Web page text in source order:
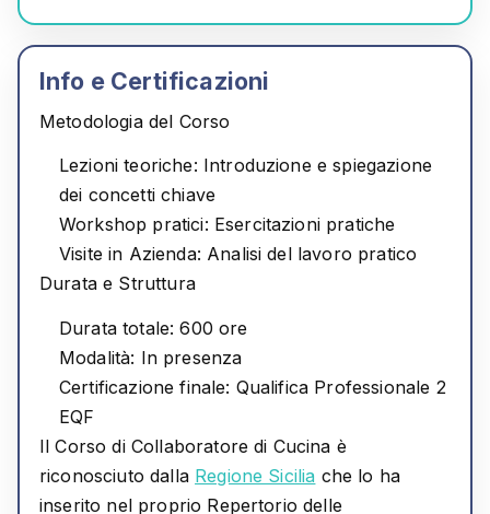
Info e Certificazioni
Metodologia del Corso
Lezioni teoriche: Introduzione e spiegazione
dei concetti chiave
Workshop pratici: Esercitazioni pratiche
Visite in Azienda: Analisi del lavoro pratico
Durata e Struttura
Durata totale: 600 ore
Modalità: In presenza
Certificazione finale: Qualifica Professionale 2
EQF
Il Corso di Collaboratore di Cucina è
riconosciuto dalla Regione Sicilia che lo ha
inserito nel proprio Repertorio delle